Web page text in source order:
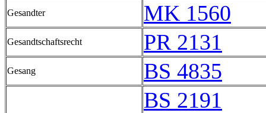
Gesandter MK 1560
Gesandtschaftsrecht PR 2131
Gesang BS 4835
BS 2191